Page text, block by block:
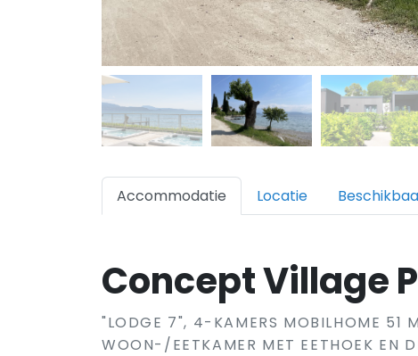
Accommodatie Locatie
Concept Village
"LODGE 7", 4-KAMERS MOBILHOME 51
WOON-/EETKAMER MET EETHOEK EN